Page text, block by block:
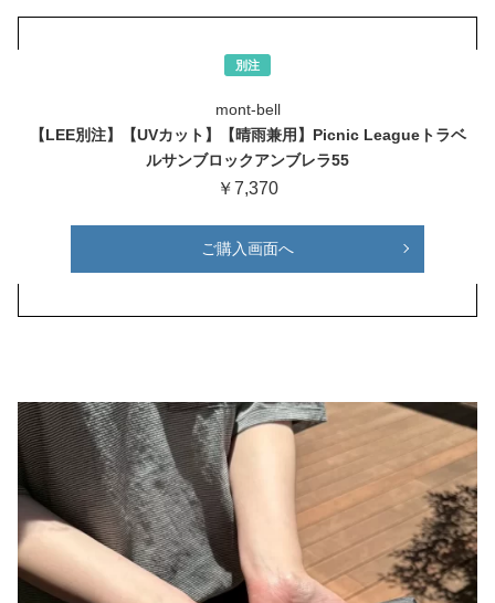
別注
mont-bell
【LEE別注】【UVカット】【晴雨兼用】Picnic Leagueトラベ
ルサンブロックアンブレラ55
￥7,370
ご購入画面へ